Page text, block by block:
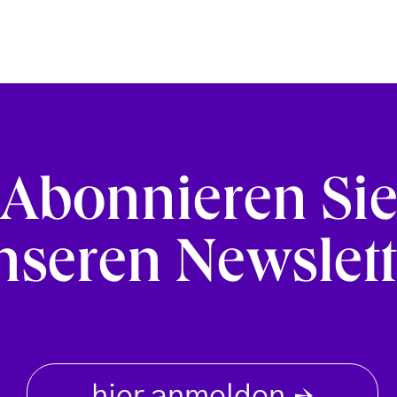
Abonnieren Sie